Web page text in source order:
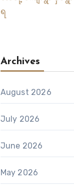
ရ
Archives
August 2026
July 2026
June 2026
May 2026